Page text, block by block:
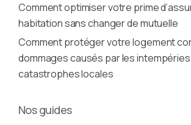
Comment optimiser votre prime
habitation sans changer de mutuelle
Comment protéger votre logement
dommages causés par les
catastrophes locales
Nos guides